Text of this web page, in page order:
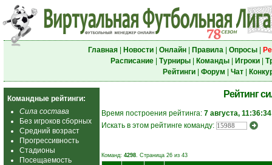
Главная| Новости| Онлайн| Правила| Опросы|
Расписание| Турниры| Команды| Игроки|
Рейтинги| Форум Чат|
Командные рейтинги:
Сила состава
Без игроков сборных
Средний возраст
Прогрессивность
Стадионы
Посещаемость
Рейтинг
Время построения рейтинга: 7 августа, 11:36:34
Искать в этом рейтинге команду:
Команд: 4298. Страница 26 из 43